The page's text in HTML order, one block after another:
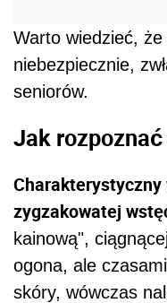
Warto wiedzieć,
niebezpiecznie,
seniorów.
Jak
zygzakowatej
kainową",
ogona, ale
skóry, wówczas